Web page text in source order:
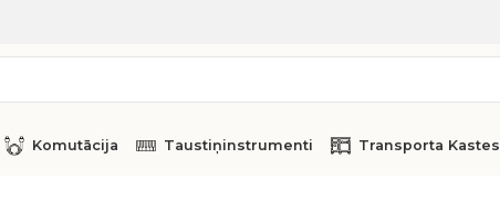
Komutācija Taustiņinstrumenti Transporta Kastes